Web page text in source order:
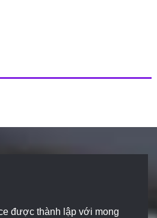
được thành lập với mong